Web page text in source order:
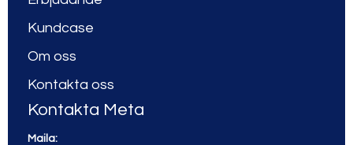
Kundcase
Om oss
Kontakta oss
Kontakta Meta
Maila: